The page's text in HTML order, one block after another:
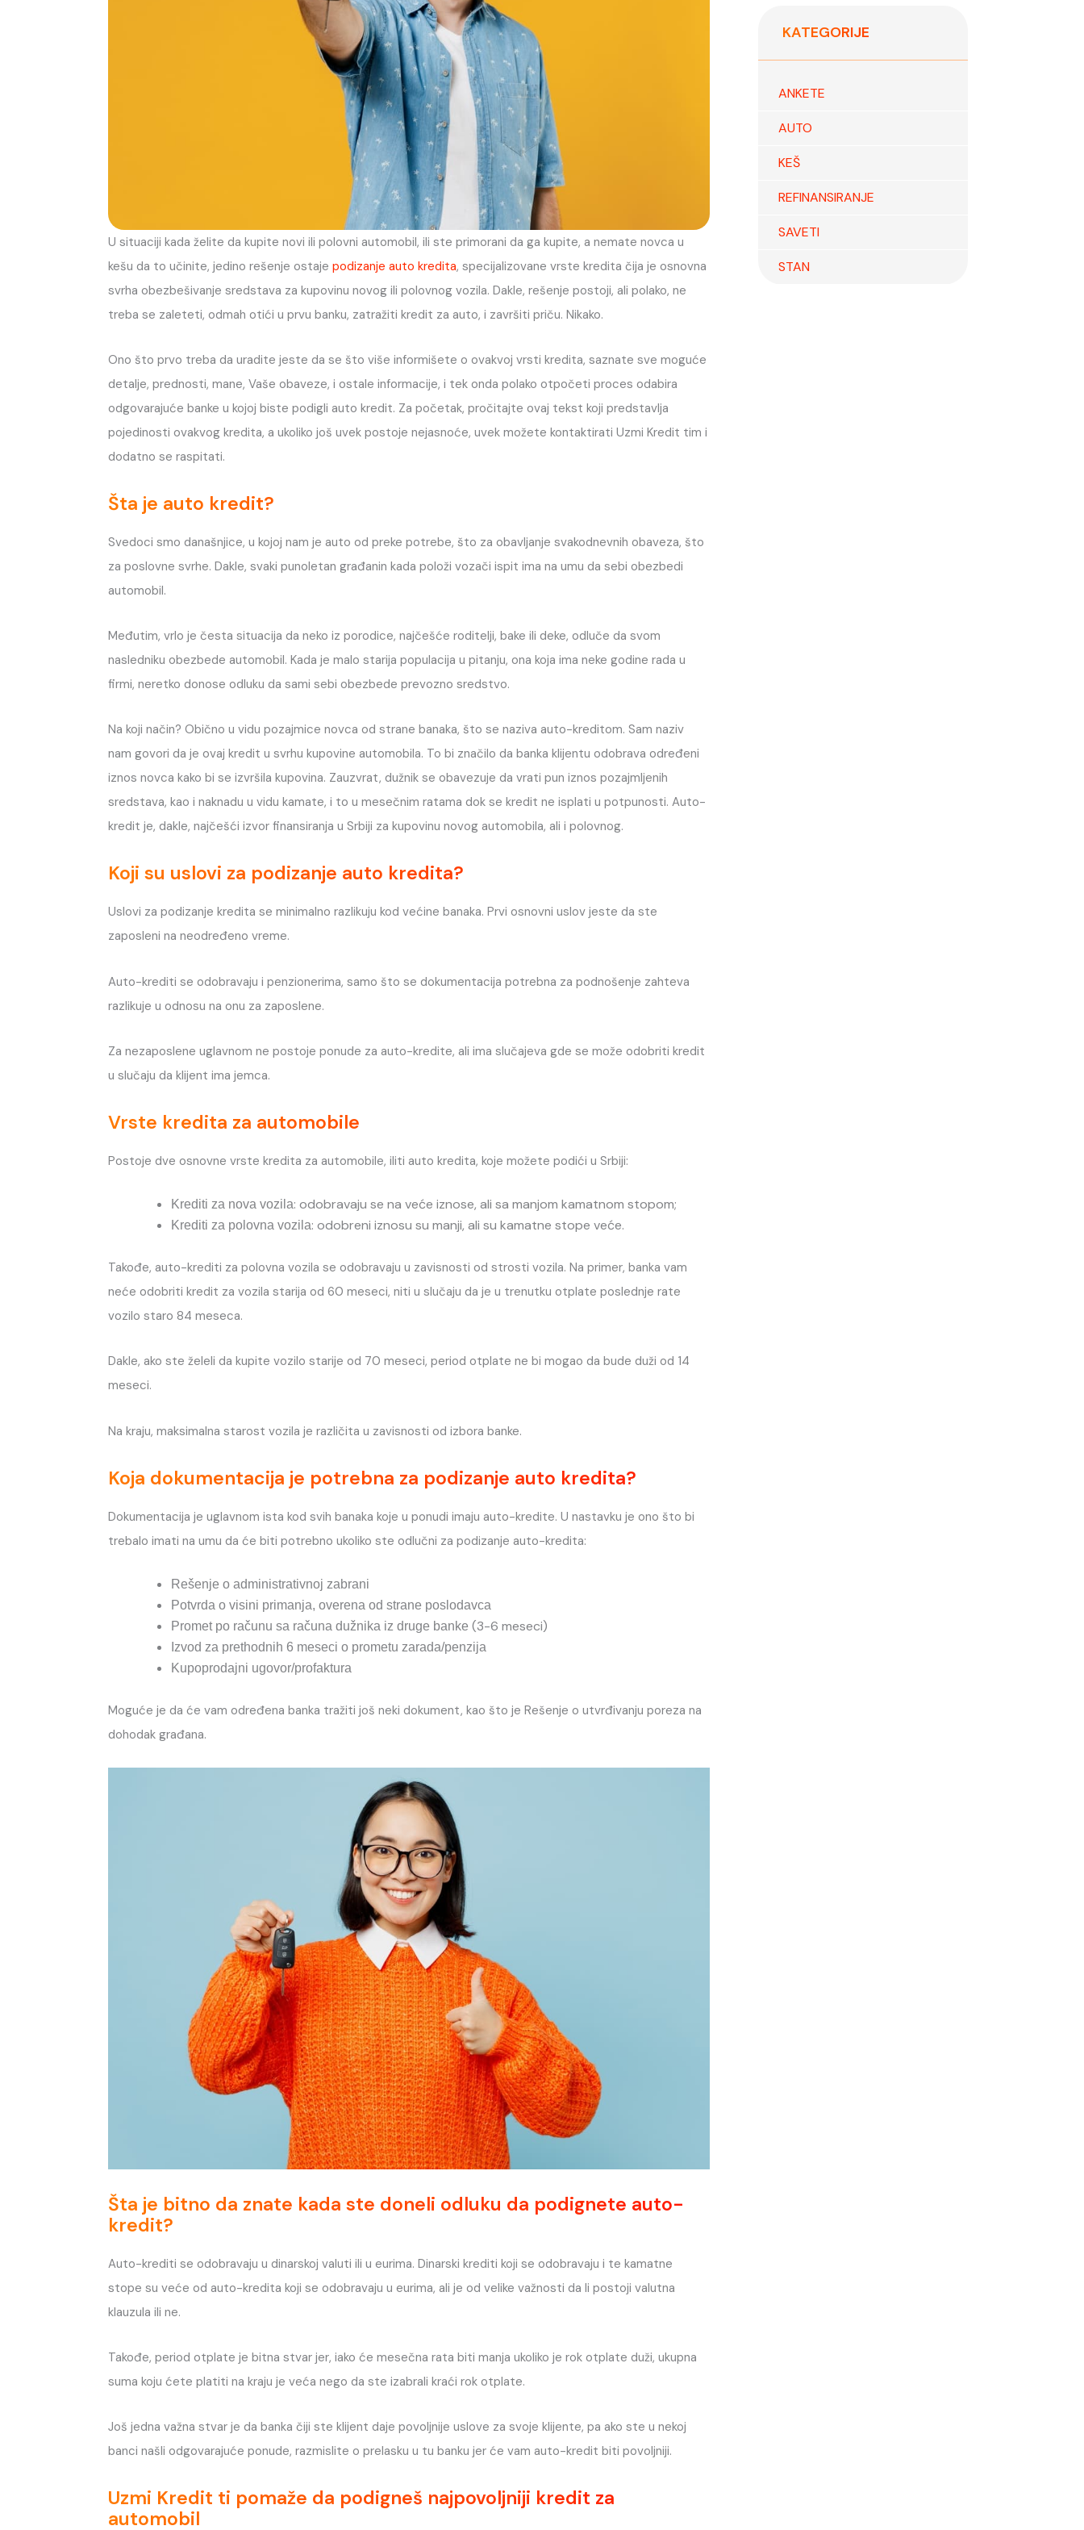
U situaciji kada želite da kupite novi ili polovni automobil, ili ste primorani da ga kupite, a nemate novca u
kešu da to učinite, jedino rešenje ostajepodizanje auto kredita, specijalizovane vrste kredita čija je osnovna
svrha obezbešivanje sredstava za kupovinu novog ili polovnog vozila. Dakle, rešenje postoji, ali polako, ne
treba se zaleteti, odmah otići u prvu banku, zatražiti kredit za auto, i završiti priču. Nikako.
Ono što prvo treba da uradite jeste da se što više informišete o ovakvoj vrsti kredita, saznate sve moguće
detalje, prednosti, mane, Vaše obaveze, i ostale informacije, i tek onda polako otpočeti proces odabira
odgovarajuće banke u kojoj biste podigli auto kredit. Za početak, pročitajte ovaj tekst koji predstavlja
pojedinosti ovakvog kredita, a ukoliko još uvek postoje nejasnoće, uvek možete kontaktirati Uzmi Kredit tim i
dodatno se raspitati.
Šta je auto kredit?
Svedoci smo današnjice, u kojoj nam je auto od preke potrebe, što za obavljanje svakodnevnih obaveza, što
za poslovne svrhe. Dakle, svaki punoletan građanin kada položi vozači ispit ima na umu da sebi obezbedi
automobil.
Međutim, vrlo je česta situacija da neko iz porodice, najčešće roditelji, bake ili deke, odluče da svom
nasledniku obezbede automobil. Kada je malo starija populacija u pitanju, ona koja ima neke godine rada u
firmi, neretko donose odluku da sami sebi obezbede prevozno sredstvo.
Na koji način? Obično u vidu pozajmice novca od strane banaka, što se naziva auto-kreditom. Sam naziv
nam govori da je ovaj kredit u svrhu kupovine automobila. To bi značilo da banka klijentu odobrava određeni
iznos novca kako bi se izvršila kupovina. Zauzvrat, dužnik se obavezuje da vrati pun iznos pozajmljenih
sredstava, kao i naknadu u vidu kamate, i to u mesečnim ratama dok se kredit ne isplati u potpunosti. Auto-
kredit je, dakle, najčešći izvor finansiranja u Srbiji za kupovinu novog automobila, ali i polovnog.
Koji su uslovi za podizanje auto kredita?
Uslovi za podizanje kredita se minimalno razlikuju kod većine banaka. Prvi osnovni uslov jeste da ste
zaposleni na neodređeno vreme.
Auto-krediti se odobravaju i penzionerima, samo što se dokumentacija potrebna za podnošenje zahteva
razlikuje u odnosu na onu za zaposlene.
Za nezaposlene uglavnom ne postoje ponude za auto-kredite, ali ima slučajeva gde se može odobriti kredit
u slučaju da klijent ima jemca.
Vrste kredita za automobile
Postoje dve osnovne vrste kredita za automobile, iliti auto kredita, koje možete podići u Srbiji:
Krediti za nova vozila: odobravaju se na veće iznose, ali sa manjom kamatnom stopom;
Krediti za polovna vozila: odobreni iznosu su manji, ali su kamatne stope veće.
Takođe, auto-krediti za polovna vozila se odobravaju u zavisnosti od strosti vozila. Na primer, banka vam
neće odobriti kredit za vozila starija od 60 meseci, niti u slučaju da je u trenutku otplate poslednje rate
vozilo staro 84 meseca.
Dakle, ako ste želeli da kupite vozilo starije od 70 meseci, period otplate ne bi mogao da bude duži od 14
meseci.
Na kraju, maksimalna starost vozila je različita u zavisnosti od izbora banke.
Koja dokumentacija je potrebna za podizanje auto kredita?
Dokumentacija je uglavnom ista kod svih banaka koje u ponudi imaju auto-kredite. U nastavku je ono što bi
trebalo imati na umu da će biti potrebno ukoliko ste odlučni za podizanje auto-kredita:
Rešenje o administrativnoj zabrani
Potvrda o visini primanja, overena od strane poslodavca
Promet po računu sa računa dužnika iz druge banke (3-6 meseci)
Izvod za prethodnih 6 meseci o prometu zarada/penzija
Kupoprodajni ugovor/profaktura
Moguće je da će vam određena banka tražiti još neki dokument, kao što je Rešenje o utvrđivanju poreza na
dohodak građana.
Šta je bitno da znate kada ste doneli odluku da podignete auto-
kredit?
Auto-krediti se odobravaju u dinarskoj valuti ili u eurima. Dinarski krediti koji se odobravaju i te kamatne
stope su veće od auto-kredita koji se odobravaju u eurima, ali je od velike važnosti da li postoji valutna
klauzula ili ne.
Takođe, period otplate je bitna stvar jer, iako će mesečna rata biti manja ukoliko je rok otplate duži, ukupna
suma koju ćete platiti na kraju je veća nego da ste izabrali kraći rok otplate.
Još jedna važna stvar je da banka čiji ste klijent daje povoljnije uslove za svoje klijente, pa ako ste u nekoj
banci našli odgovarajuće ponude, razmislite o prelasku u tu banku jer će vam auto-kredit biti povoljniji.
Uzmi Kredit ti pomaže da podigneš najpovoljniji kredit za
automobil
KATEGORIJE
ANKETE
AUTO
KEŠ
REFINANSIRANJE
SAVETI
STAN